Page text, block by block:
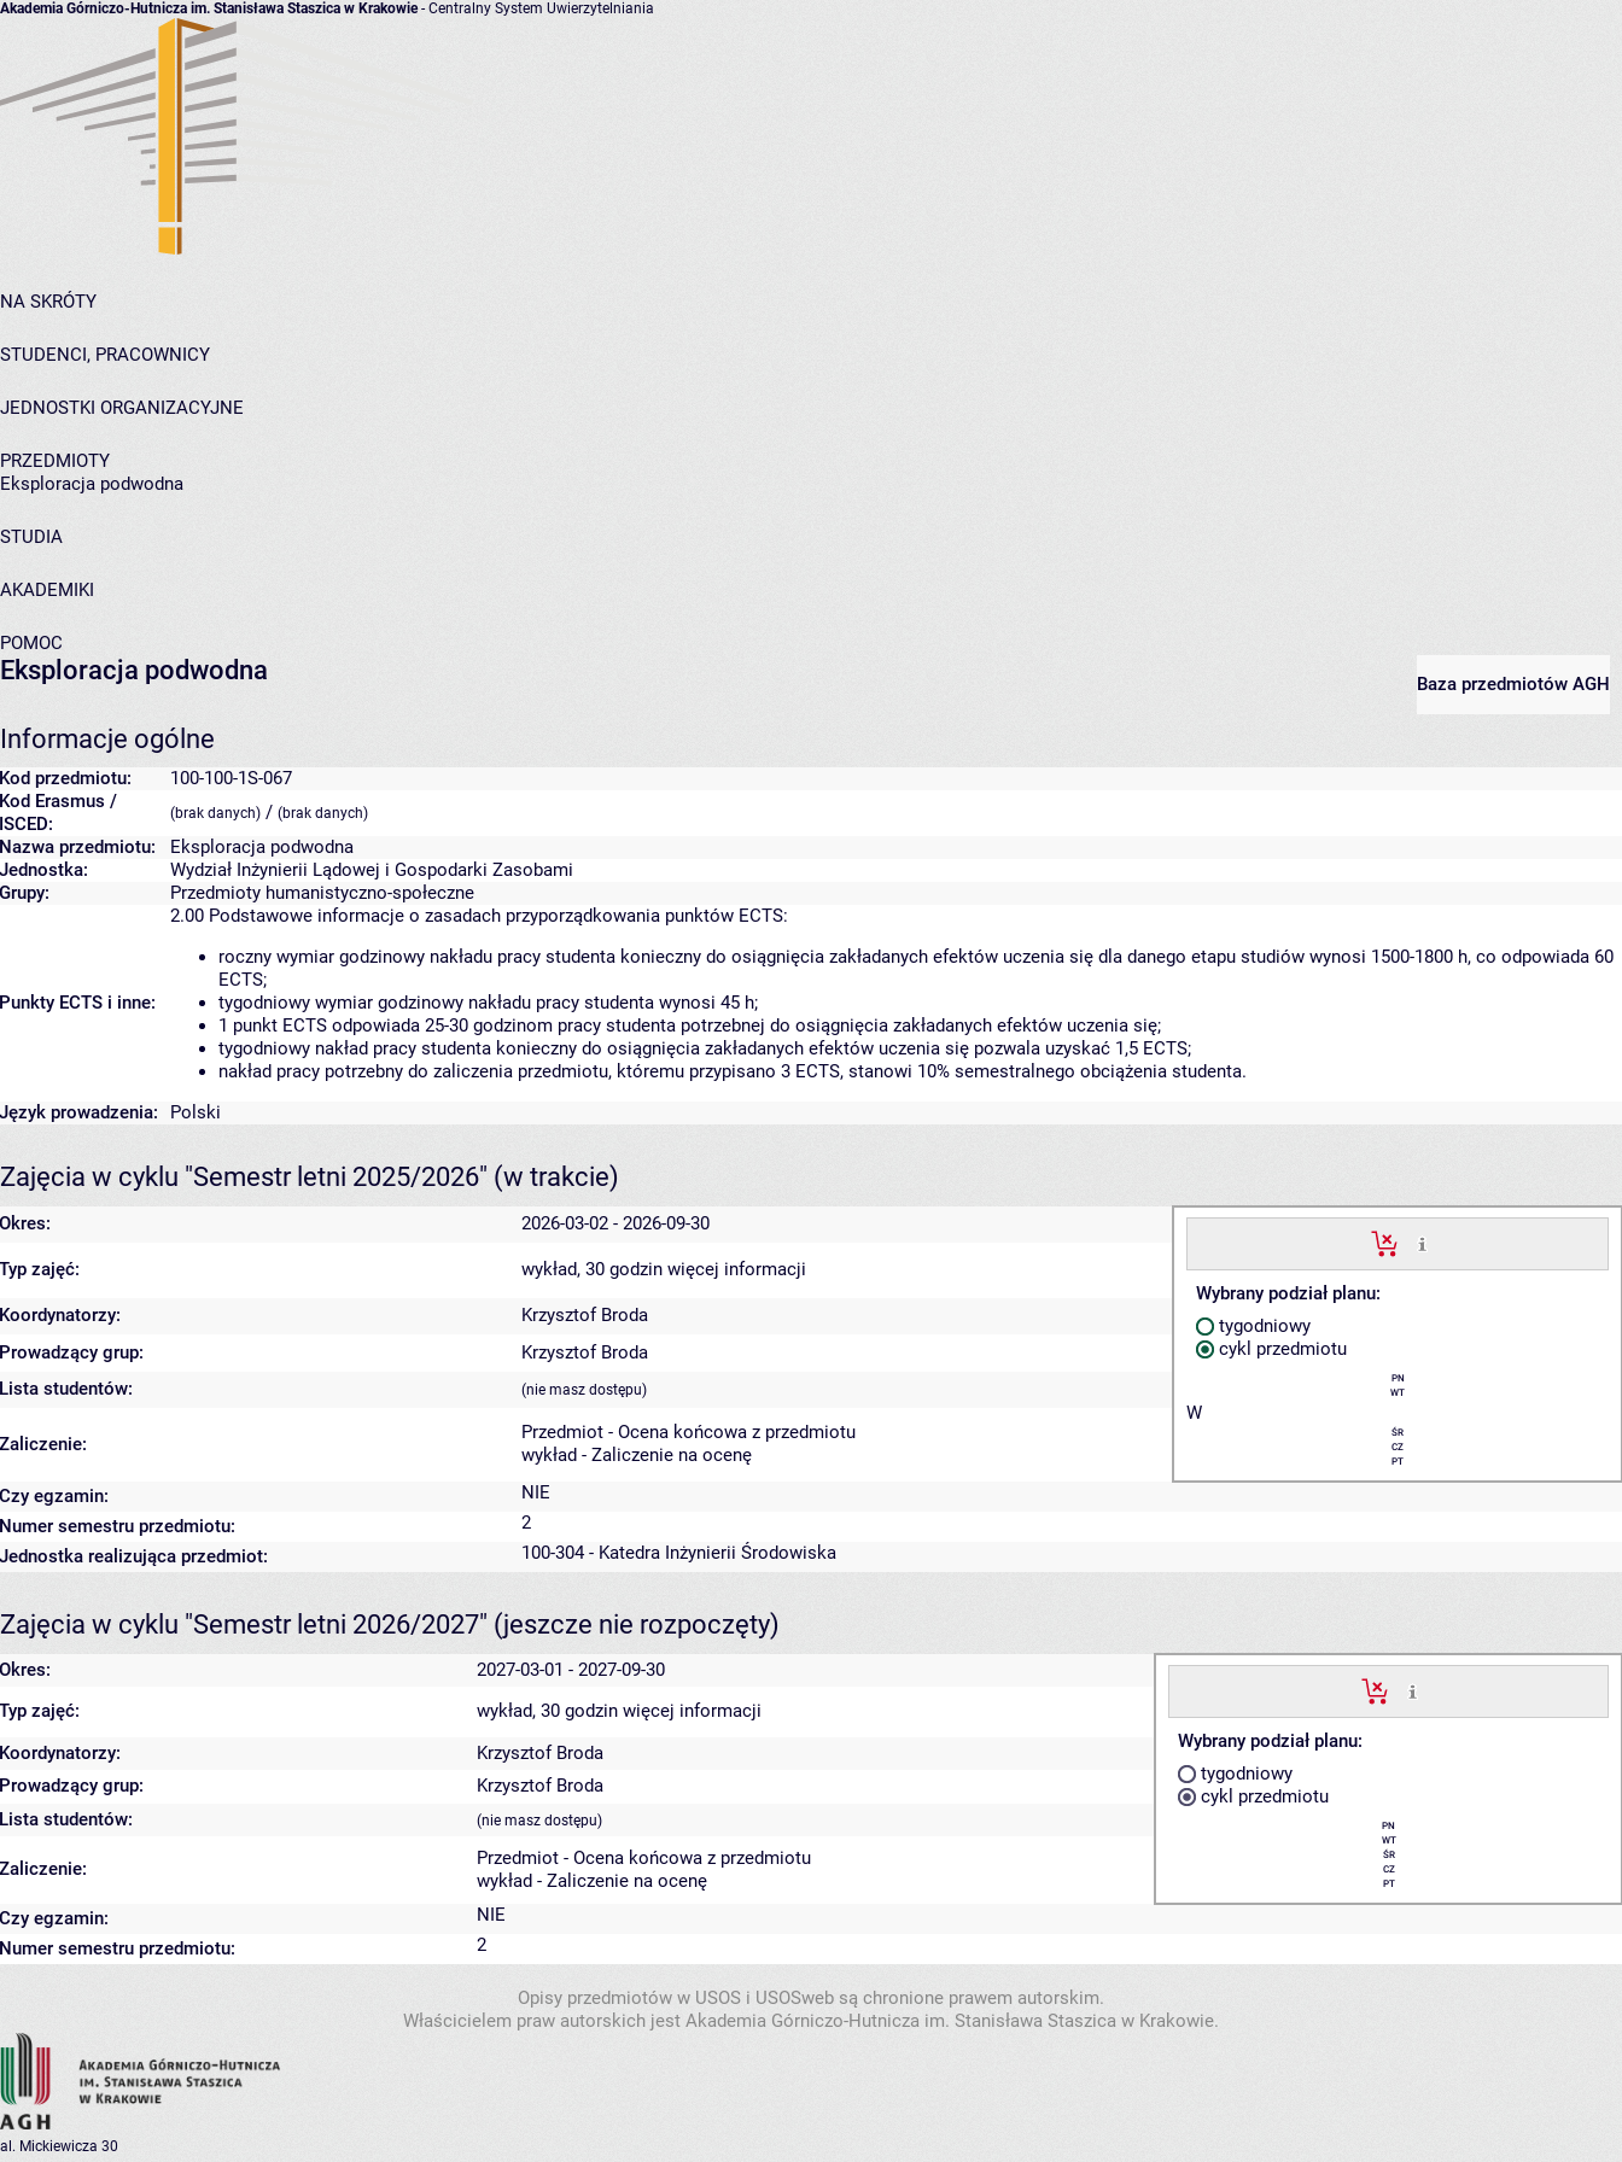
Akademia Górniczo-Hutnicza im. Stanisława Staszica w Krakowie- Centralny System Uwierzytelniania
NA SKRÓTY
STUDENCI, PRACOWNICY
JEDNOSTKI ORGANIZACYJNE
PRZEDMIOTY
Eksploracja podwodna
STUDIA
AKADEMIKI
POMOC
Baza przedmiotów AGH
Eksploracja podwodna
Informacje ogólne
Kod przedmiotu:
100-100-1S-067
Kod Erasmus /
ISCED:
(brak danych) / (brak danych)
Nazwa przedmiotu:
Eksploracja podwodna
Jednostka:
Wydział Inżynierii Lądowej i Gospodarki Zasobami
Grupy:
Przedmioty humanistyczno-społeczne
Punkty ECTS i inne:
2.00 Podstawowe informacje o zasadach przyporządkowania punktów ECTS:
roczny wymiar godzinowy nakładu pracy studenta konieczny do osiągnięcia zakładanych efektów uczenia się dla danego etapu studiów wynosi 1500-1800 h, co odpowiada 60
ECTS;
tygodniowy wymiar godzinowy nakładu pracy studenta wynosi 45 h;
1 punkt ECTS odpowiada 25-30 godzinom pracy studenta potrzebnej do osiągnięcia zakładanych efektów uczenia się;
tygodniowy nakład pracy studenta konieczny do osiągnięcia zakładanych efektów uczenia się pozwala uzyskać 1,5 ECTS;
nakład pracy potrzebny do zaliczenia przedmiotu, któremu przypisano 3 ECTS, stanowi 10% semestralnego obciążenia studenta.
Język prowadzenia:
Polski
Zajęcia w cyklu "Semestr letni 2025/2026" (w trakcie)
Okres: 2026-03-02 - 2026-09-30
Wybrany podział planu:
tygodniowy
cykl przedmiotu
PN
WT
W
ŚR
CZ
PT
Typ zajęć: wykład, 30 godzin więcej informacji
Koordynatorzy:
Krzysztof Broda
Prowadzący grup:
Krzysztof Broda
Lista studentów:
(nie masz dostępu)
Zaliczenie:
Przedmiot - Ocena końcowa z przedmiotu
wykład - Zaliczenie na ocenę
Czy egzamin:
NIE
Numer semestru przedmiotu:
2
Jednostka realizująca przedmiot:
100-304 - Katedra Inżynierii Środowiska
Zajęcia w cyklu "Semestr letni 2026/2027" (jeszcze nie rozpoczęty)
Okres: 2027-03-01 - 2027-09-30
Wybrany podział planu:
tygodniowy
cykl przedmiotu
PN
WT
ŚR
CZ
PT
Typ zajęć: wykład, 30 godzin więcej informacji
Koordynatorzy:
Krzysztof Broda
Prowadzący grup:
Krzysztof Broda
Lista studentów:
(nie masz dostępu)
Zaliczenie:
Przedmiot - Ocena końcowa z przedmiotu
wykład - Zaliczenie na ocenę
Czy egzamin:
NIE
Numer semestru przedmiotu:
2
Opisy przedmiotów w USOS i USOSweb są chronione prawem autorskim.
Właścicielem praw autorskich jest Akademia Górniczo-Hutnicza im. Stanisława Staszica w Krakowie.
al. Mickiewicza 30